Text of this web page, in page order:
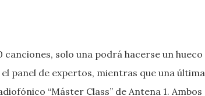
solo una podrá hacerse un
panel de expertos, mientras que una
“Máster Class” de Antena 1.